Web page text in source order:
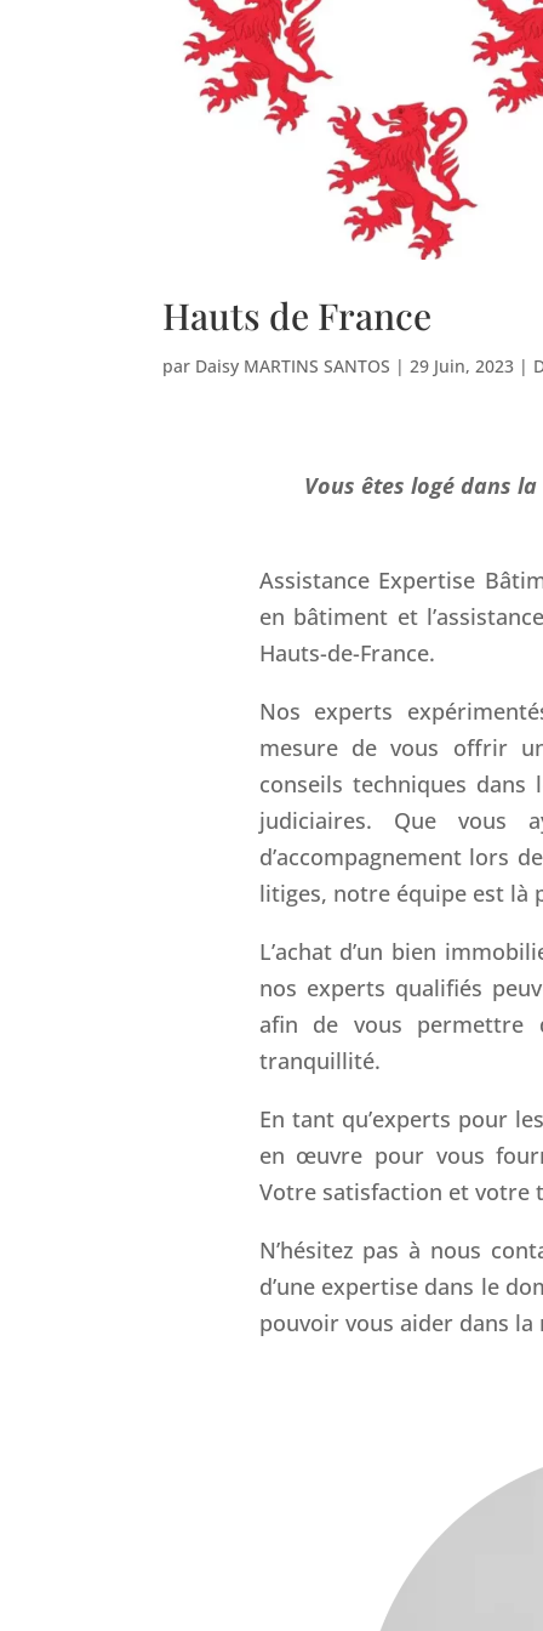
Hauts de France
par Daisy MARTINS SANTOS | 29 Juin, 2023 |
Vous êtes logé dans
Assistance Expertise
en bâtiment et
Hauts-de-France.
Nos experts
mesure de vous offrir
conseils techniques
judiciaires. Que vous
d’accompagnement lors
litiges, notre équipe est là
L’achat d’un bien
nos experts qualifiés
afin de vous permettre
tranquillité.
En tant qu’experts pour
en œuvre pour vous
Votre satisfaction et votre
N’hésitez pas à nous
d’une expertise dans le
pouvoir vous aider dans la